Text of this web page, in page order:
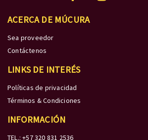
ACERCA DE MÚCURA
Sea proveedor
Contáctenos
LINKS DE INTERÉS
Políticas de privacidad
Términos & Condiciones
INFORMACIÓN
TEL.: +57 320 831 2536